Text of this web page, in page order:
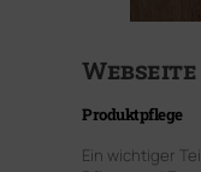
Webseite
Produktpflege
Ein wichtiger